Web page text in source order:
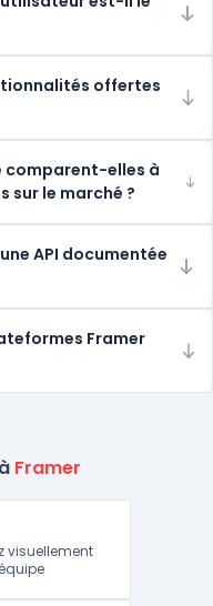
offertes
comparent-elles à
sur le marché ?
API documentée
Framer
Framer
visuellement